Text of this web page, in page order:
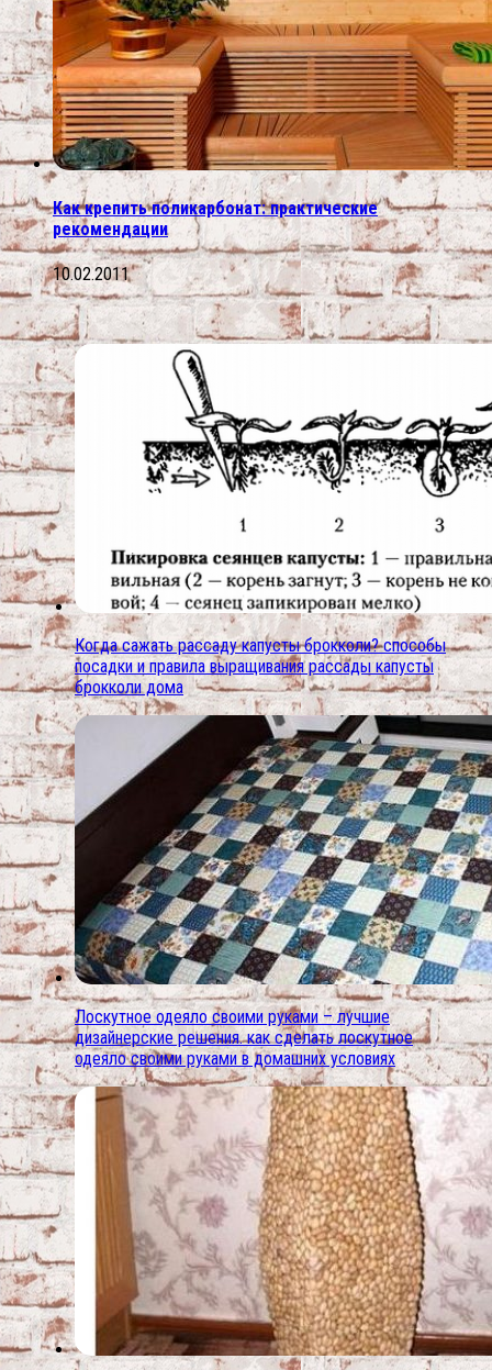
Как крепить поликарбонат: практические
рекомендации
10.02.2011
Когда сажать рассаду капусты брокколи? способы
посадки и правила выращивания рассады капусты
брокколи дома
Лоскутное одеяло своими руками – лучшие
дизайнерские решения. как сделать лоскутное
одеяло своими руками в домашних условиях